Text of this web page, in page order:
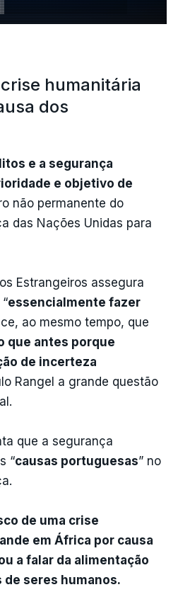
humanitária
dos
e a segurança
e objetivo de
não permanente do
das Nações Unidas para
Estrangeiros assegura
essencialmente fazer
ao mesmo tempo, que
que antes porque
de incerteza
Rangel a grande questão
que a segurança
“causas portuguesas” no
de uma crise
em África por causa
a falar da alimentação
seres humanos.